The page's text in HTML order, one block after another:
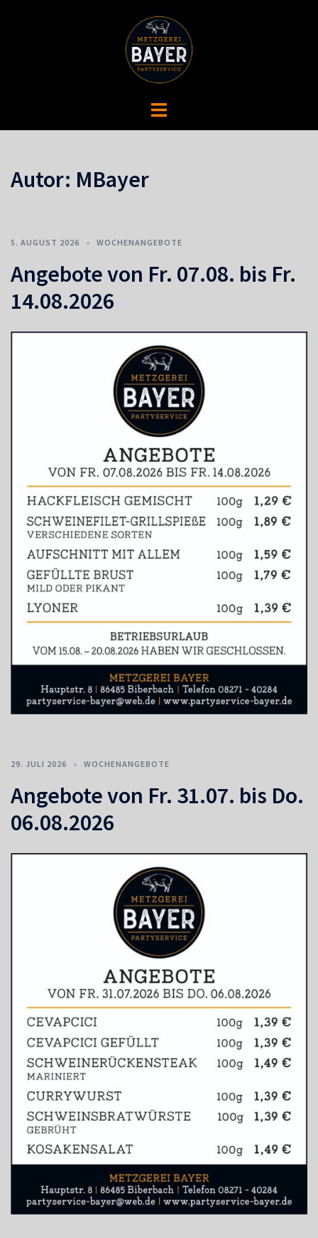
Menü
Autor: MBayer
5. AUGUST 2026 WOCHENANGEBOTE
Angebote von Fr. 07.08. bis Fr.
14.08.2026
29. JULI 2026 WOCHENANGEBOTE
Angebote von Fr. 31.07. bis Do.
06.08.2026